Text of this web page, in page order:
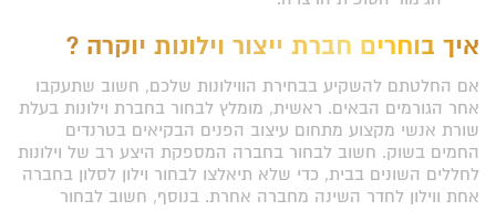
איך בוחרים חברת ייצור וילונות יוקרה ?
אם החלטתם להשקיע בבחירת הווילונות שלכם, חשוב שתעקבו
אחר הגורמים הבאים. ראשית, מומלץ לבחור בחברת וילונות בעלת
שורת אנשי מקצוע מתחום עיצוב הפנים הבקיאים בטרנדים
החמים בשוק. חשוב לבחור בחברה המספקת היצע רב של וילונות
לחללים השונים בבית, כדי שלא תיאלצו לבחור וילון לסלון בחברה
אחת ווילון לחדר השינה מחברה אחרת. בנוסף, חשוב לבחור